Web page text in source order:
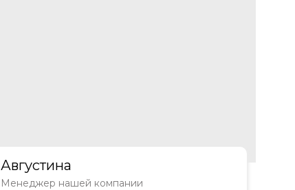
Августина
Менеджер нашей компании